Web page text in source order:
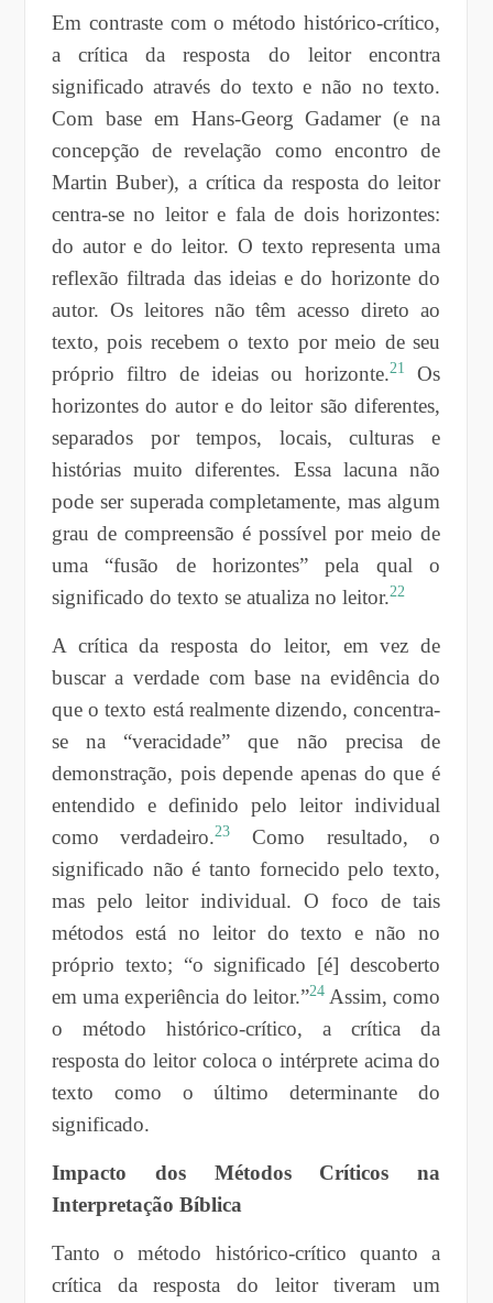
Em contraste com o método histórico-crítico,
a crítica da resposta do leitor encontra
significado através do texto e não no texto.
Com base em Hans-Georg Gadamer (e na
concepção de revelação como encontro de
Martin Buber), a crítica da resposta do leitor
centra-se no leitor e fala de dois horizontes:
do autor e do leitor. O texto representa uma
reflexão filtrada das ideias e do horizonte do
autor. Os leitores não têm acesso direto ao
texto, pois recebem o texto por meio de seu
próprio filtro de ideias ou horizonte.21
Os
horizontes do autor e do leitor são diferentes,
separados por tempos, locais, culturas e
histórias muito diferentes. Essa lacuna não
pode ser superada completamente, mas algum
grau de compreensão é possível por meio de
uma “fusão de horizontes” pela qual o
significado do texto se atualiza no leitor.22
A crítica da resposta do leitor, em vez de
buscar a verdade com base na evidência do
que o texto está realmente dizendo, concentra-
se na “veracidade” que não precisa de
demonstração, pois depende apenas do que é
entendido e definido pelo leitor individual
como verdadeiro.23
Como resultado, o
significado não é tanto fornecido pelo texto,
mas pelo leitor individual. O foco de tais
métodos está no leitor do texto e não no
próprio texto; “o significado [é] descoberto
em uma experiência do leitor.”24Assim, como
o método histórico-crítico, a crítica da
resposta do leitor coloca o intérprete acima do
texto como o último determinante do
significado.
Impacto dos Métodos Críticos na
Interpretação Bíblica
Tanto o método histórico-crítico quanto a
crítica da resposta do leitor tiveram um